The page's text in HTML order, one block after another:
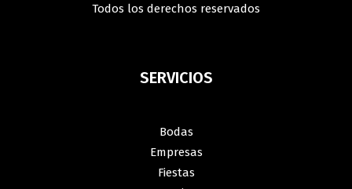
Todos los derechos reservados
SERVICIOS
Bodas
Empresas
Fiestas